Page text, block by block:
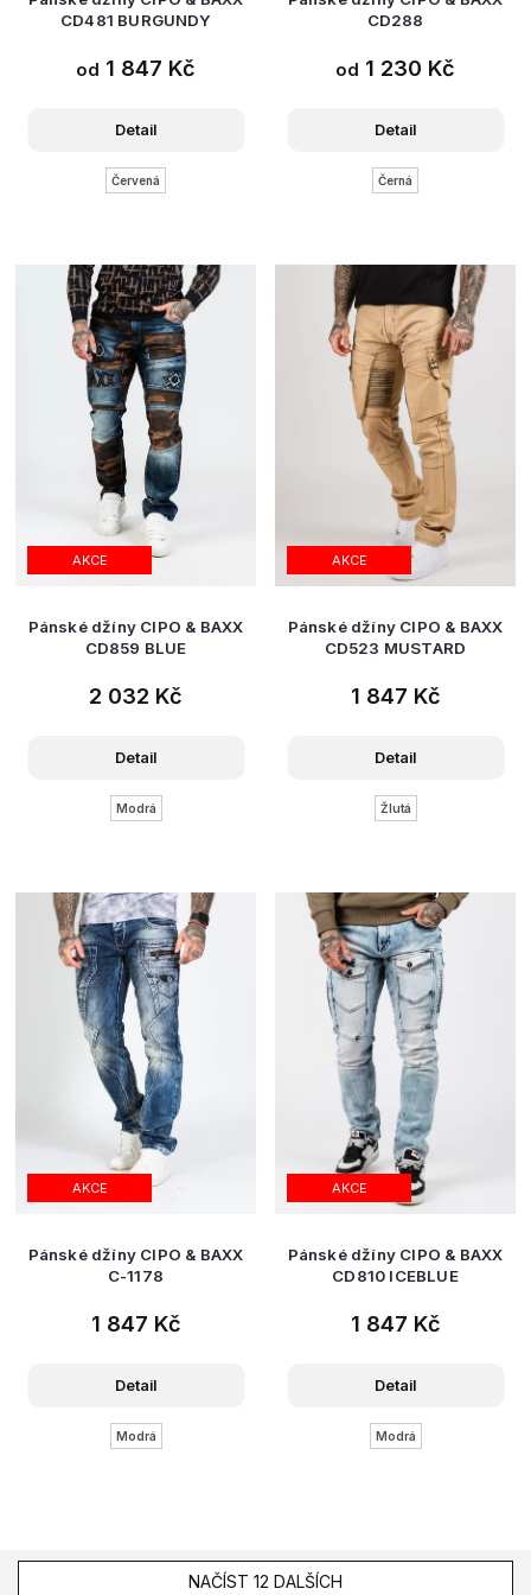
CD481 BURGUNDY
od 1 847 Kč
Detail
Červená
CD288
od 1 230 Kč
Detail
Černá
AKCE
Pánské džíny CIPO & BAXX
CD859 BLUE
2 032 Kč
Detail
Modrá
AKCE
Pánské džíny CIPO & BAXX
CD523 MUSTARD
1 847 Kč
Detail
Žlutá
AKCE
Pánské džíny CIPO & BAXX
C-1178
1 847 Kč
Detail
Modrá
AKCE
Pánské džíny CIPO & BAXX
CD810 ICEBLUE
1 847 Kč
Detail
Modrá
NAČÍST 12 DALŠÍCH